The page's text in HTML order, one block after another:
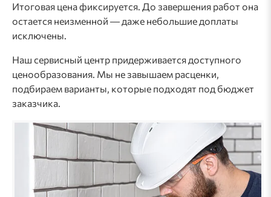
Итоговая цена фиксируется. До завершения работ она
остается неизменной ― даже небольшие доплаты
исключены.
Наш сервисный центр придерживается доступного
ценообразования. Мы не завышаем расценки,
подбираем варианты, которые подходят под бюджет
заказчика.